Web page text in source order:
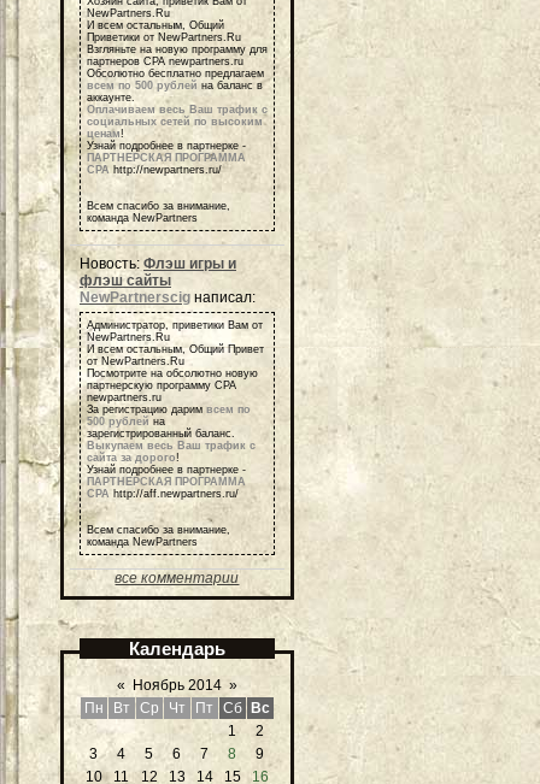
NewPartners.Ru
И всем остальным, Общий
Приветики от NewPartners.Ru
Взгляньте на новую программу для
партнеров СРА newpartners.ru
Обсолютно бесплатно предлагаем
всем по 500 рублей на баланс в
аккаунте.
Оплачиваем весь Ваш трафик с
социальных сетей по высоким
ценам!
Узнай подробнее в партнерке -
ПАРТНЕРСКАЯ ПРОГРАММА
СРА http://newpartners.ru/
Всем спасибо за внимание,
команда NewPartners
Новость: Флэш игры и
флэш сайты
NewPartnerscig написал:
Администратор, приветики Вам от
NewPartners.Ru
И всем остальным, Общий Привет
от NewPartners.Ru
Посмотрите на обсолютно новую
партнерскую программу СРА
newpartners.ru
За регистрацию дарим всем по
500 рублей на
зарегистрированный баланс.
Выкупаем весь Ваш трафик с
сайта за дорого!
Узнай подробнее в партнерке -
ПАРТНЕРСКАЯ ПРОГРАММА
СРА http://aff.newpartners.ru/
Всем спасибо за внимание,
команда NewPartners
все комментарии
Календарь
« Ноябрь 2014 »
Пн
Вт Ср Чт Пт Сб
Вс
1
2
3
4 5 6 7 8
9
10
11 12 13 14 15
16